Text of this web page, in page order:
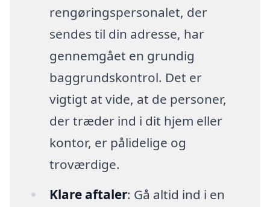
rengøringspersonalet, der
sendes til din adresse, har
gennemgået en grundig
baggrundskontrol. Det er
vigtigt at vide, at de personer,
der træder ind i dit hjem eller
kontor, er pålidelige og
troværdige.
Klare aftaler: Gå altid ind i en